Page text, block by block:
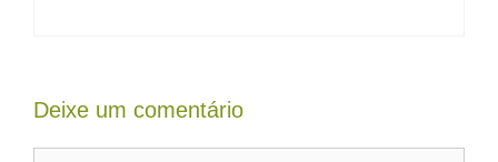
Deixe um comentário